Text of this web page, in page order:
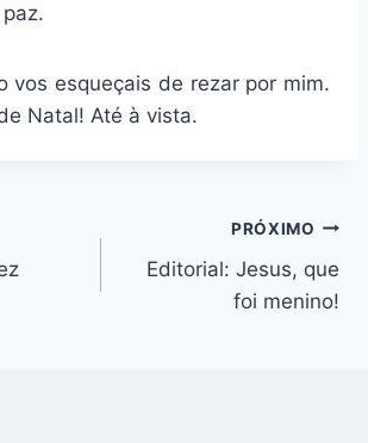
vos esqueçais de rezar por mim.
Natal! Até à vista.
PRÓXIMO
Editorial: Jesus, que
foi menino!